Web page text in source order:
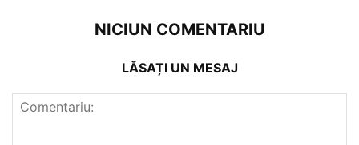
NICIUN COMENTARIU
LĂSAȚI UN MESAJ